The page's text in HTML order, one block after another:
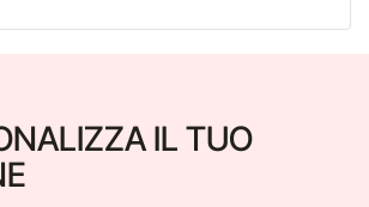
IL TUO